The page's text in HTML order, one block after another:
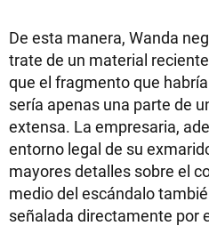
De esta manera, Wanda
trate de un material
que el fragmento que
sería apenas una parte de
extensa. La empresaria,
entorno legal de su
mayores detalles sobre el
medio del escándalo
señalada directamente por